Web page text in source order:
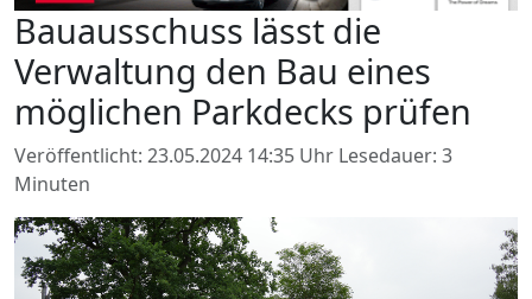
Bauausschuss lässt die
Verwaltung den Bau eines
möglichen Parkdecks prüfen
Veröffentlicht: 23.05.2024 14:35 Uhr Lesedauer: 3
Minuten